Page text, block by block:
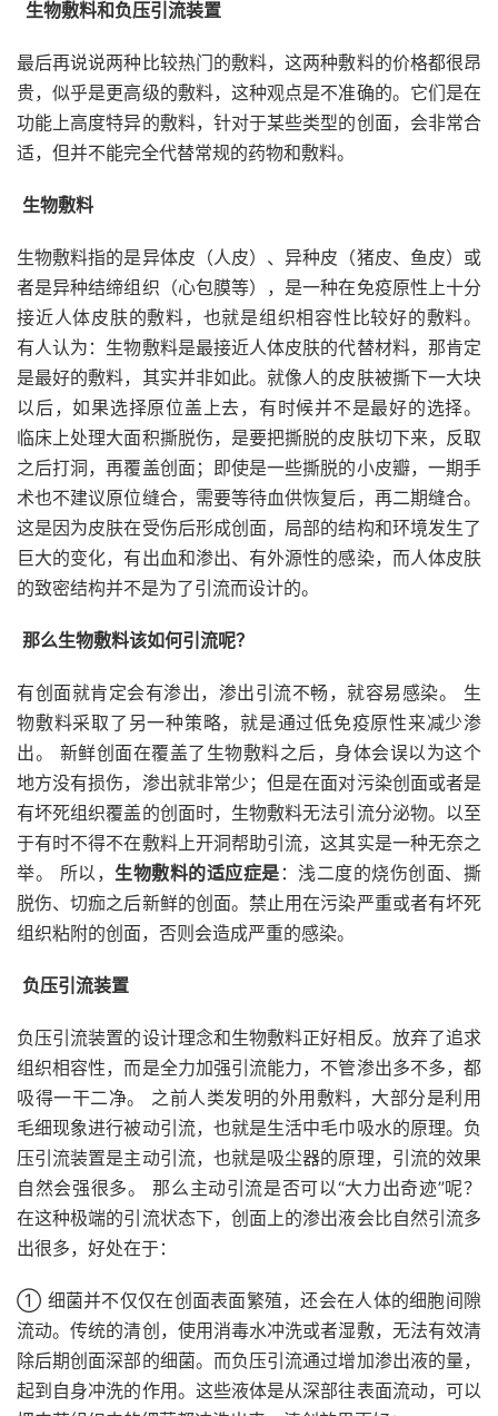
生物敷料和负压引流装置
最后再说说两种比较热门的敷料，这两种敷料的价格都很昂
贵，似乎是更高级的敷料，这种观点是不准确的。它们是在
功能上高度特异的敷料，针对于某些类型的创面，会非常合
适，但并不能完全代替常规的药物和敷料。
生物敷料
生物敷料指的是异体皮（人皮）、异种皮（猪皮、鱼皮）或
者是异种结缔组织（心包膜等），是一种在免疫原性上十分
接近人体皮肤的敷料，也就是组织相容性比较好的敷料。
有人认为：生物敷料是最接近人体皮肤的代替材料，那肯定
是最好的敷料，其实并非如此。就像人的皮肤被撕下一大块
以后，如果选择原位盖上去，有时候并不是最好的选择。
临床上处理大面积撕脱伤，是要把撕脱的皮肤切下来，反取
之后打洞，再覆盖创面；即使是一些撕脱的小皮瓣，一期手
术也不建议原位缝合，需要等待血供恢复后，再二期缝合。
这是因为皮肤在受伤后形成创面，局部的结构和环境发生了
巨大的变化，有出血和渗出、有外源性的感染，而人体皮肤
的致密结构并不是为了引流而设计的。
那么生物敷料该如何引流呢？
有创面就肯定会有渗出，渗出引流不畅，就容易感染。 生
物敷料采取了另一种策略，就是通过低免疫原性来减少渗
出。 新鲜创面在覆盖了生物敷料之后，身体会误以为这个
地方没有损伤，渗出就非常少；但是在面对污染创面或者是
有坏死组织覆盖的创面时，生物敷料无法引流分泌物。以至
于有时不得不在敷料上开洞帮助引流，这其实是一种无奈之
举。 所以， 生物敷料的适应症是 ：浅二度的烧伤创面、撕
脱伤、切痂之后新鲜的创面。禁止用在污染严重或者有坏死
组织粘附的创面，否则会造成严重的感染。
负压引流装置
负压引流装置的设计理念和生物敷料正好相反。放弃了追求
组织相容性，而是全力加强引流能力，不管渗出多不多，都
吸得一干二净。 之前人类发明的外用敷料，大部分是利用
毛细现象进行被动引流，也就是生活中毛巾吸水的原理。负
压引流装置是主动引流，也就是吸尘器的原理，引流的效果
自然会强很多。 那么主动引流是否可以“大力出奇迹”呢？
在这种极端的引流状态下，创面上的渗出液会比自然引流多
出很多，好处在于：
① 细菌并不仅仅在创面表面繁殖，还会在人体的细胞间隙
流动。传统的清创，使用消毒水冲洗或者湿敷，无法有效清
除后期创面深部的细菌。而负压引流通过增加渗出液的量，
起到自身冲洗的作用。这些液体是从深部往表面流动，可以